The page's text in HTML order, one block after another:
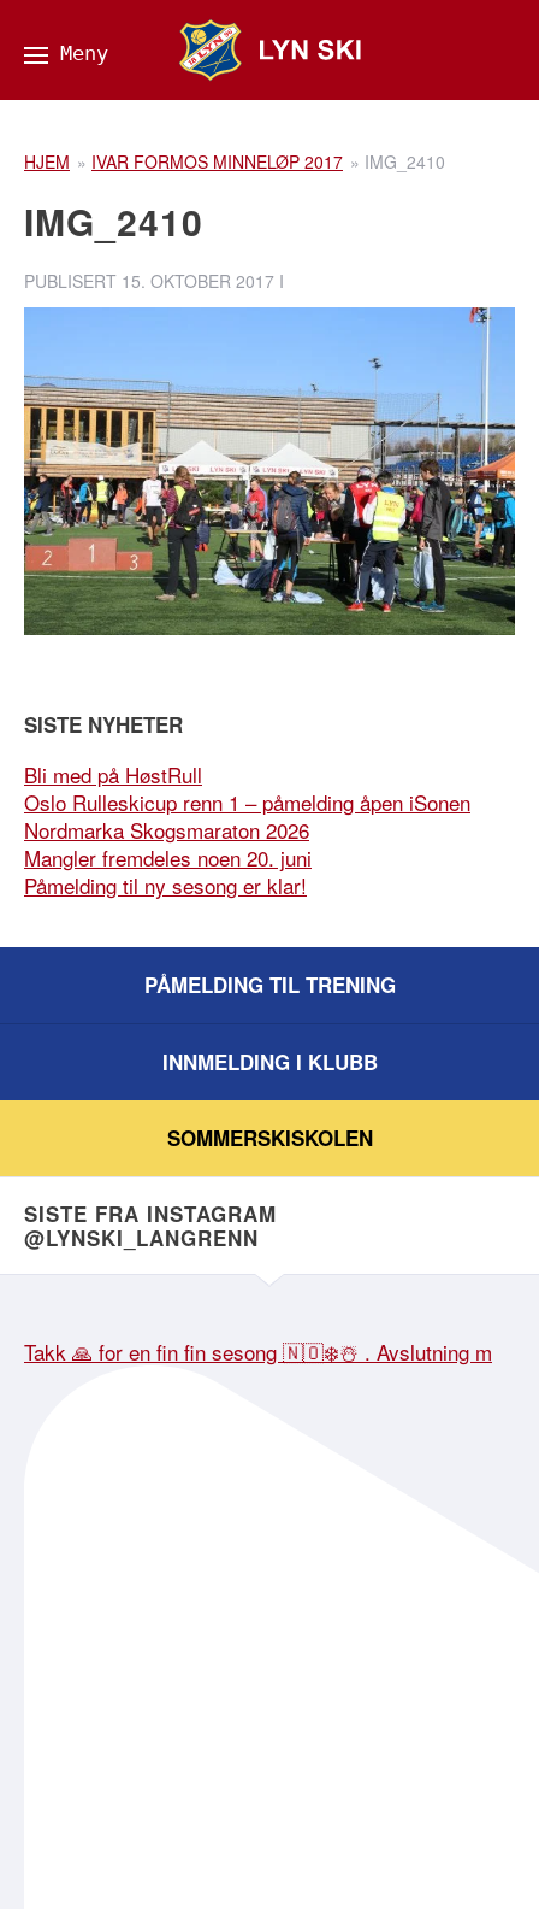
HJEM » IVAR FORMOS MINNELØP 2017 » IMG_2410
IMG_2410
PUBLISERT 15. OKTOBER 2017 I
SISTE NYHETER
Bli med på HøstRull
Oslo Rulleskicup renn 1 – påmelding åpen iSonen
Nordmarka Skogsmaraton 2026
Mangler fremdeles noen 20. juni
Påmelding til ny sesong er klar!
PÅMELDING TIL TRENING
INNMELDING I KLUBB
SOMMERSKISKOLEN
SISTE FRA INSTAGRAM
@LYNSKI_LANGRENN
Takk 🙏 for en fin fin sesong 🇳🇴❄️☃️ . Avslutning m